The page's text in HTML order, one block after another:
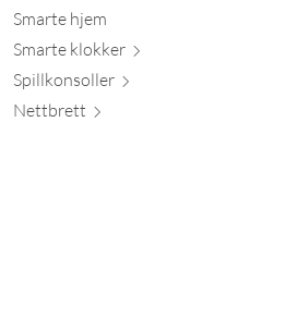
Smarte hjem
Smarte klokker
Spillkonsoller
Nettbrett